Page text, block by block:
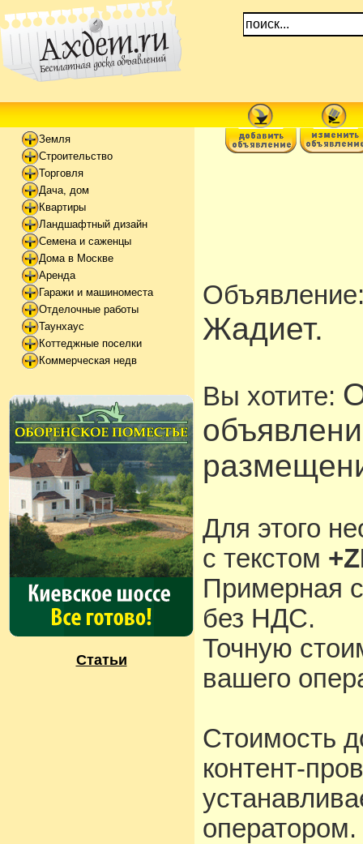
Земля
Строительство
Торговля
Дача, дом
Квартиры
Ландшафтный дизайн
Семена и саженцы
Дома в Москве
Аренда
Гаражи и машиноместа
Отделочные работы
Таунхаус
Коттеджные поселки
Коммерческая недв
Статьи
Жадиет.
Вы хотите:
Для этого
с текстом
Примерная
без НДС.
Точную
вашего
Стоимость
контент-
оператором.